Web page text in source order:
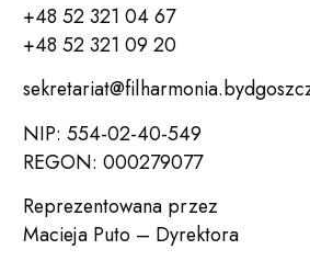
+48 52 321 04 67
+48 52 321 09 20
NIP: 554-02-40-549
REGON: 000279077
Reprezentowana przez
Macieja Puto – Dyrektora